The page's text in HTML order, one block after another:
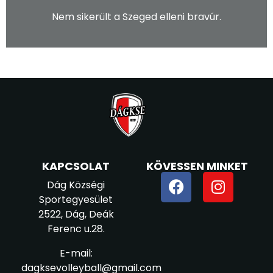
Nem sikerült a Szeged elleni bravúr.
KAPCSOLAT
Dág Községi
Sportegyesület
2522, Dág, Deák
Ferenc u.28.
E-mail:
dagksevolleyball@gmail.com
KÖVESSEN MINKET